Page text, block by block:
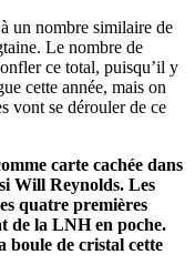
un nombre similaire de
Le nombre de
ce total, puisqu’il y
cette année, mais on
vont se dérouler de ce
carte cachée dans
Will Reynolds. Les
quatre premières
de la LNH en poche.
boule de cristal cette